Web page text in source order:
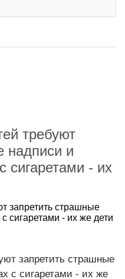
требуют
надписи и
сигаретами - их
запретить страшные
сигаретами - их же дети
запретить страшные
с сигаретами - их же